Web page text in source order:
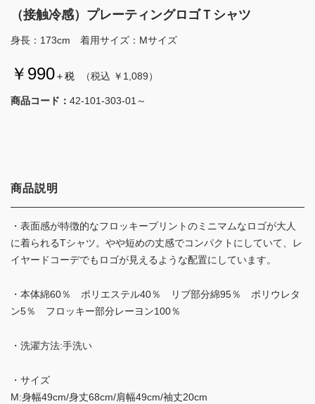
（接触冷感）プレーティングロゴＴシャツ
身長：173cm 着用サイズ：Mサイズ
￥990＋税 （税込 ￥1,089）
商品コード： 42-101-303-01～
商品説明
・表面感が特徴的なフロッキープリントのミニマムなロゴが大人
に着られるTシャツ。やや短めの丈感でコンパクトにしていて、レ
イヤードコーデでもロゴが見えるような配置にしています。
・本体綿60％ ポリエステル40％ リブ部分綿95％ ポリウレタ
ン5％ フロッキー部分レーヨン100％
・洗濯方法:手洗い
・サイズ
M:身幅49cm/身丈68cm/肩幅49cm/袖丈20cm